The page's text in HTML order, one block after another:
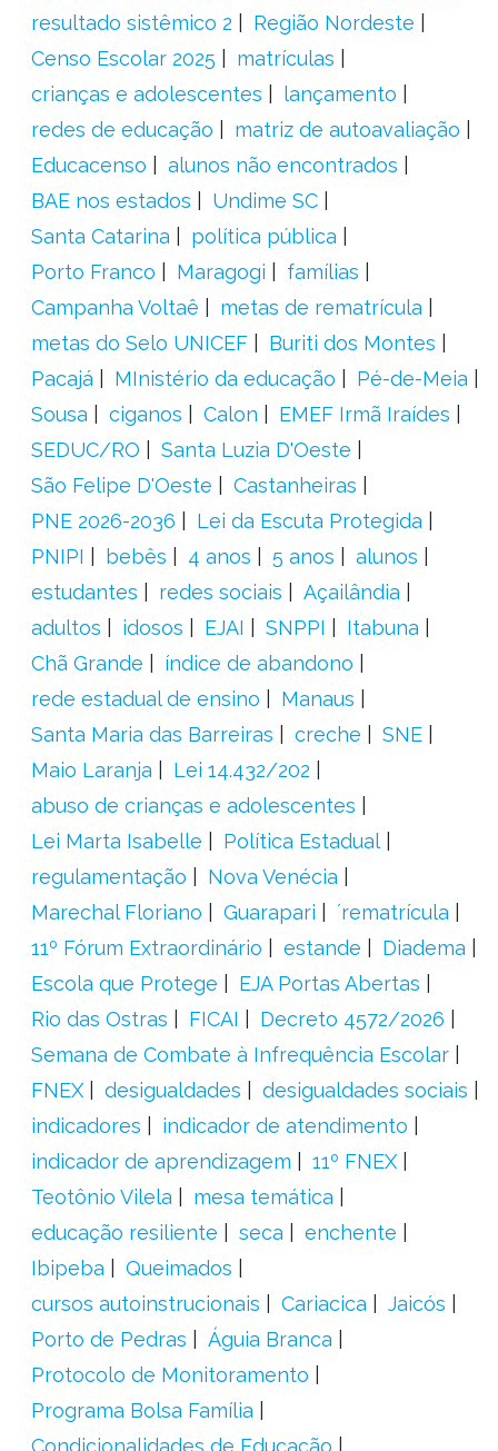
resultado sistêmico 2
Região Nordeste
Censo Escolar 2025
matrículas
crianças e adolescentes
lançamento
redes de educação
matriz de autoavaliação
Educacenso
alunos não encontrados
BAE nos estados
Undime SC
Santa Catarina
política pública
Porto Franco
Maragogi
famílias
Campanha Voltaê
metas de rematrícula
metas do Selo UNICEF
Buriti dos Montes
Pacajá
MInistério da educação
Pé-de-Meia
Sousa
ciganos Calon
EMEF Irmã Iraídes
SEDUC/RO
Santa Luzia D'Oeste
São Felipe D'Oeste
Castanheiras
PNE 2026-2036
Lei da Escuta Protegida
PNIPI
bebês 4 anos 5 anos
alunos
estudantes
redes sociais
Açailândia
adultos
idosos EJAI SNPPI
Itabuna
Chã Grande
índice de abandono
rede estadual de ensino
Manaus
Santa Maria das Barreiras
creche
SNE
Maio Laranja
Lei 14.432/202
abuso de crianças e adolescentes
Lei Marta Isabelle
Política Estadual
regulamentação
Nova Venécia
Marechal Floriano
Guarapari
´rematrícula
11º Fórum Extraordinário
estande
Diadema
Escola que Protege
EJA Portas Abertas
Rio das Ostras
FICAI
Decreto 4572/2026
Semana de Combate à Infrequência Escolar
FNEX
desigualdades
desigualdades sociais
indicadores
indicador de atendimento
indicador de aprendizagem
11º FNEX
Teotônio Vilela
mesa temática
educação resiliente
seca
enchente
Ibipeba
Queimados
cursos autoinstrucionais
Cariacica
Jaicós
Porto de Pedras
Águia Branca
Protocolo de Monitoramento
Programa Bolsa Família
Condicionalidades de Educação